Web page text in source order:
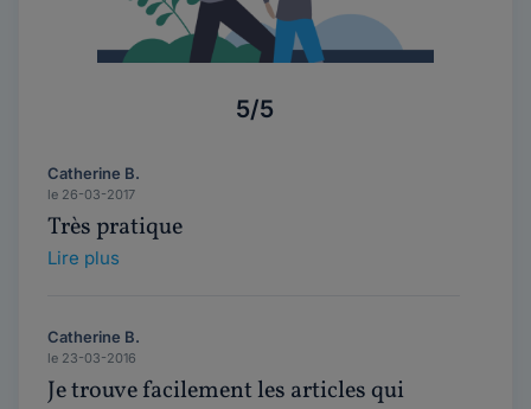
5/5
Catherine B.
le 26-03-2017
Très pratique
Lire plus
Catherine B.
le 23-03-2016
Je trouve facilement les articles qui